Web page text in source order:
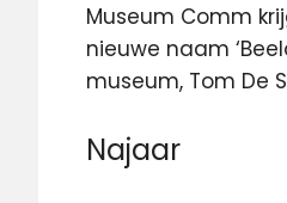
Museum Comm
nieuwe naam
museum, Tom De
Najaar